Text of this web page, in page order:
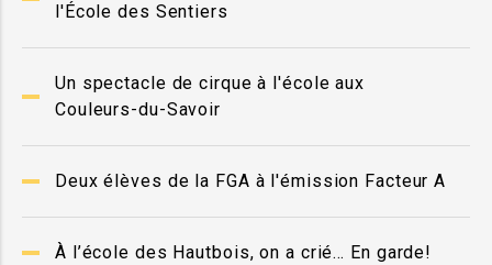
l'École des Sentiers
Un spectacle de cirque à l'école aux
Couleurs-du-Savoir
Deux élèves de la FGA à l'émission Facteur A
À l’école des Hautbois, on a crié… En garde!